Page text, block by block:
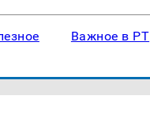
Важное в РТ